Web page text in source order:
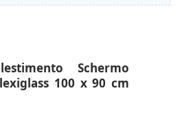
Schermo
100 x 90 cm